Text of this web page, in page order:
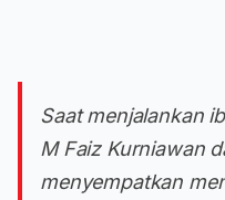
Saat menjalankan
M Faiz Kurniawan
menyempatkan